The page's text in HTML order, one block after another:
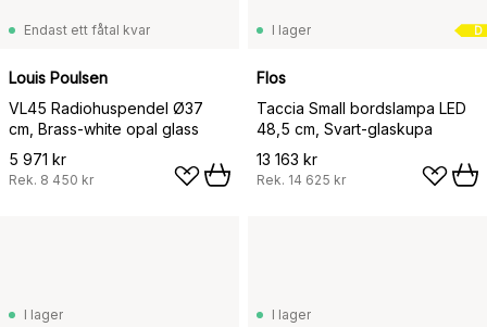
Endast ett fåtal kvar
Louis Poulsen
VL45 Radiohuspendel Ø37
cm, Brass-white opal glass
5 971 kr
Rek. 8 450 kr
D
I lager
Flos
Taccia Small bordslampa LED
48,5 cm, Svart-glaskupa
13 163 kr
Rek. 14 625 kr
I lager I lager